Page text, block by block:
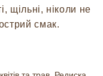
щільні, ніколи не
смак.